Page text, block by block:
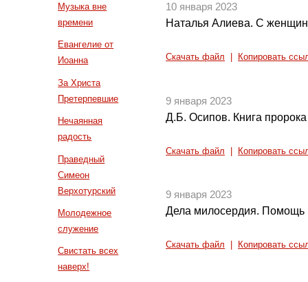
Музыка вне
времени
Евангелие от
Иоанна
За Христа
Претерпевшие
Нечаянная
радость
Праведный
Симеон
Верхотурский
Молодежное
служение
Свистать всех
наверх!
10 января 2023
Наталья Алиева. С женщин
Скачать файл Копировать
9 января 2023
Д.Б. Осипов. Книга
Скачать файл Копировать
9 января 2023
Дела милосердия. Помощь
Скачать файл Копировать